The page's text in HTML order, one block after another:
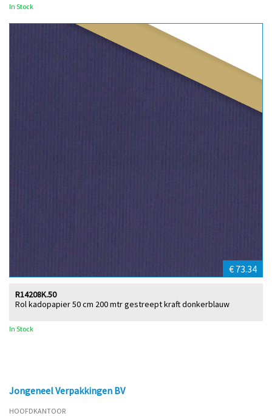
In Stock
€ 73.34
Rol kadopapier 50 cm 200 mtr gestreept kraft donkerblauw
R14208K.50
In Stock
Jongeneel Verpakkingen BV
HOOFDKANTOOR